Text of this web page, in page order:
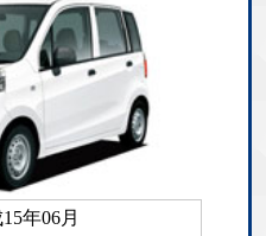
年06月